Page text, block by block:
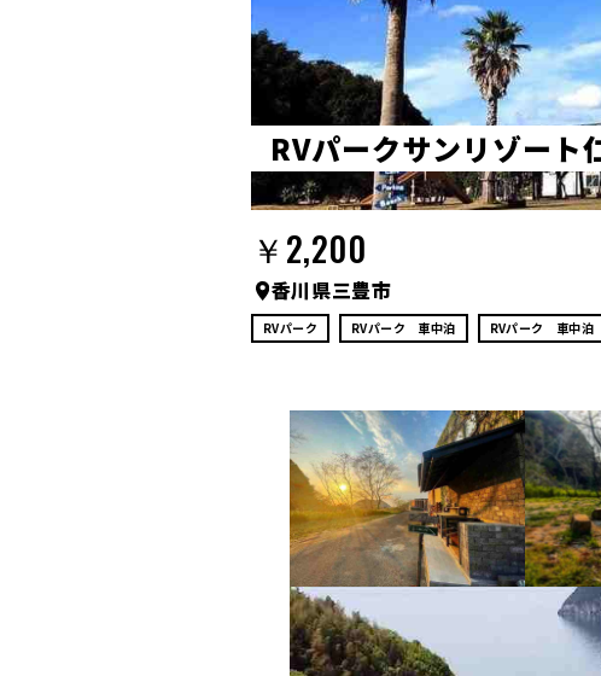
RVパークサンリゾー ト
￥2,200
香川県三豊市
RVパーク RVパーク 車中泊 RVパーク 車中